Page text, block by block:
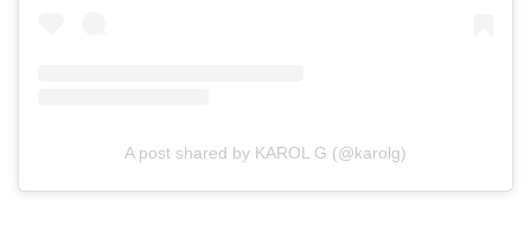
A post shared by KAROL G (@karolg)